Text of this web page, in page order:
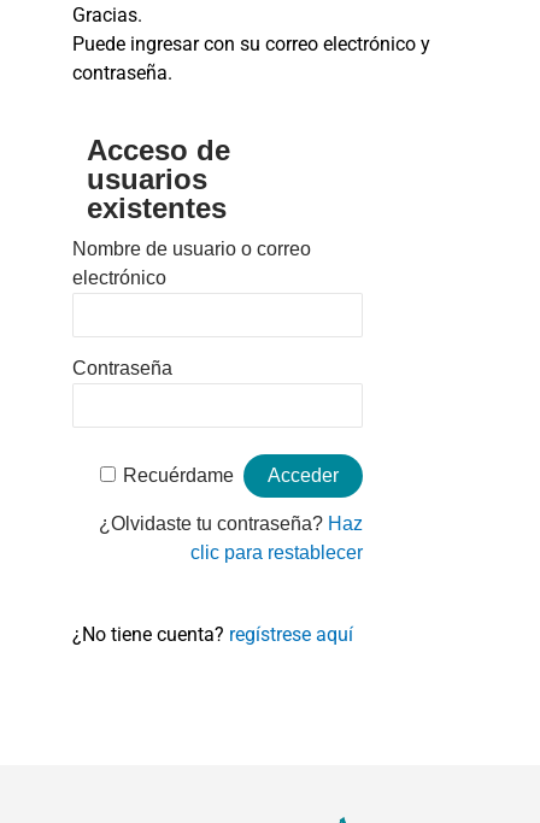
Gracias.
Puede ingresar con su correo electrónico y
contraseña.
Acceso de
usuarios
existentes
Nombre de usuario o correo
electrónico
Contraseña
Recuérdame
¿Olvidaste tu contraseña? Haz
clic para restablecer
¿No tiene cuenta? regístrese aquí